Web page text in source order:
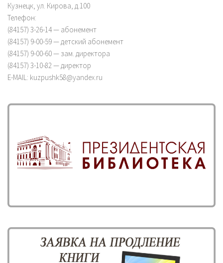
Кузнецк, ул. Кирова, д.100
Телефон:
(84157) 3-26-14 — абонемент
(84157) 9-00-59 — детский абонемент
(84157) 9-00-60 — зам. директора
(84157) 3-10-82 — директор
E-MAIL: kuzpushk58@yandex.ru